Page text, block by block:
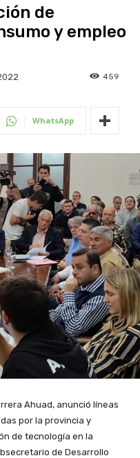
de
y empleo
459
WhatsApp
Ahuad, anunció líneas
por la provincia y
de tecnología en la
de Desarrollo